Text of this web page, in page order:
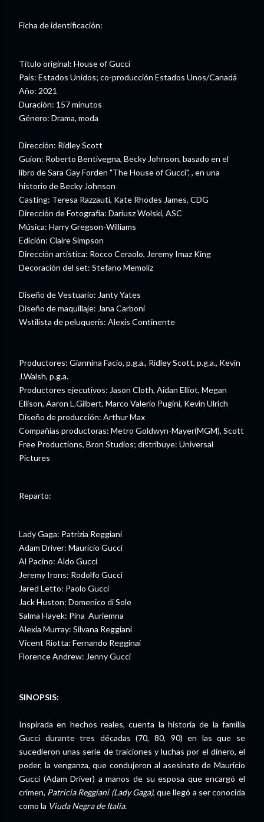
Ficha de identificación:
Título original: House of Gucci
País: Estados Unidos; co-producción Estados Unos/Canadá
Año: 2021
Duración: 157 minutos
Género: Drama, moda
Dirección: Ridley Scott
Guion: Roberto Bentivegna, Becky Johnson, basado en el
libro de Sara Gay Forden "The House of Gucci", , en una
historio de Becky Johnson
Casting: Teresa Razzauti, Kate Rhodes James, CDG
Dirección de Fotografía: Dariusz Wolski, ASC
Música: Harry Gregson-Williams
Edición: Claire Simpson
Dirección artística: Rocco Ceraolo, Jeremy Imaz King
Decoración del set: Stefano Memoliz
Diseño de Vestuario: Janty Yates
Diseño de maquillaje: Jana Carboni
Wstilista de peluquerís: Alexis Continente
Productores: Giannina Facio, p.g.a., Ridley Scott, p.g.a., Kevin
J.Walsh, p.g.a.
Productores ejecutivos: Jason Cloth, Aidan Elliot, Megan
Ellison, Aaron L.Gilbert, Marco Valerio Pugini, Kevin Ulrich
Diseño de producción: Arthur Max
Compañías productoras: Metro Goldwyn-Mayer(MGM), Scott
Free Productions, Bron Studios; distribuye: Universal
Pictures
Reparto:
Lady Gaga: Patrizia Reggiani
Adam Driver: Mauricio Gucci
Al Pacino: Aldo Gucci
Jeremy Irons: Rodolfo Gucci
Jared Letto: Paolo Gucci
Jack Huston: Domenico di Sole
Salma Hayek: Pina Auriemna
Alexia Murray: Silvana Reggiani
Vicent Riotta: Fernando Regginai
Florence Andrew: Jenny Gucci
SINOPSIS:
Inspirada en hechos reales, cuenta la historia de la familia
Gucci durante tres décadas (70, 80, 90) en las que se
sucedieron unas serie de traiciones y luchas por el dinero, el
poder, la venganza, que condujeron al asesinato de Mauricio
Gucci (Adam Driver) a manos de su esposa que encargó el
crimen, Patricia Reggiani (Lady Gaga), que llegó a ser conocida
como la Viuda Negra de Italia.